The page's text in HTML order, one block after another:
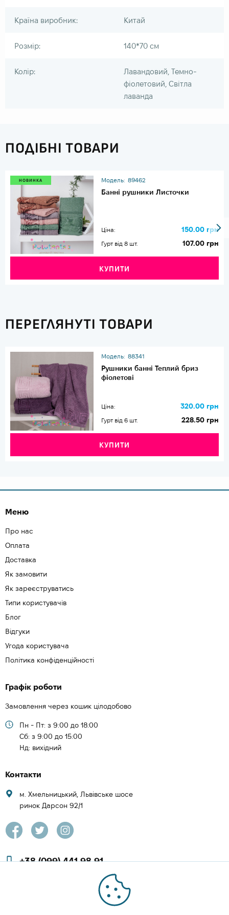
Країна виробник: Китай
Розмір: 140*70 см
Колір:
Лавандовий, Темно-
фіолетовий, Світла
лаванда
ПОДІБНІ ТОВАРИ
НОВИНКА Модель: 89462
Банні рушники Листочки
Ціна: 150.00 грн
Гурт від 8 шт. 107.00 грн
КУПИТИ
ПЕРЕГЛЯНУТІ ТОВАРИ
Модель: 88341
Рушники банні Теплий бриз
фіолетові
Ціна: 320.00 грн
Гурт від 6 шт. 228.50 грн
КУПИТИ
Меню
Про нас
Оплата
Доставка
Як замовити
Як зареєструватись
Типи користувачів
Блог
Відгуки
Угода користувача
Політика конфіденційності
Графік роботи
Замовлення через кошик цілодобово
Пн - Пт: з 9:00 до 18:00
Cб: з 9:00 до 15:00
Нд: вихідний
Контакти
м. Хмельницький, Львівське шосе
ринок Дарсон 92/1
+38 (099) 441 98 91
+38 (097) 423 08 00
zachesa86@gmail.com